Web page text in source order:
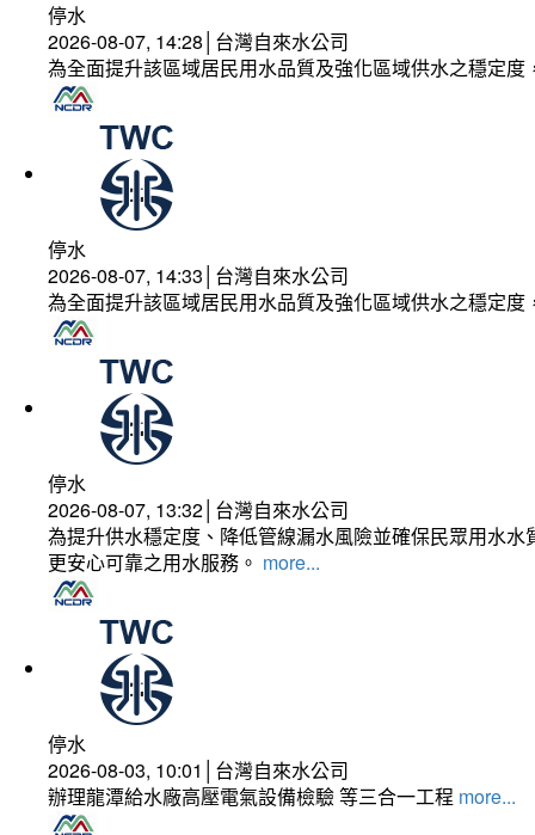
停水
2026-08-07, 14:28│台灣自來水公司
為全面提升該區域居民用水品質及強化區域供水之穩定
停水
2026-08-07, 14:33│台灣自來水公司
為全面提升該區域居民用水品質及強化區域供水之穩定
停水
2026-08-07, 13:32│台灣自來水公司
為提升供水穩定度、降低管線漏水風險並確保民眾用水
更安心可靠之用水服務。 more...
停水
2026-08-03, 10:01│台灣自來水公司
辦理龍潭給水廠高壓電氣設備檢驗 等三合一工程 more...